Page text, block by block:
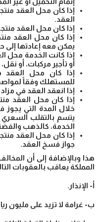
إذا كان محل العقد
العقد.
إذا كان محل العقد
إذا كان محل العقد
يمكن معه إعادتها إلى
إذا كانت الخدمة محل
أو تأجير مركبات، أو
إذا كان محل العقد
للمستهلك وفقاً
إذا انعقد العقد في
إذا كان محل العقد
خلال المدة التي
يتسم بالتقلب
الخدمة، كالذهب
إذا كان محل العقد
جواز فسخ العقد.
هذا وبالإضافة إلى أن
المملكة يعاقب بالعقوبات
أ- الإنذار.
ب- غرامة لا تزيد على مليون